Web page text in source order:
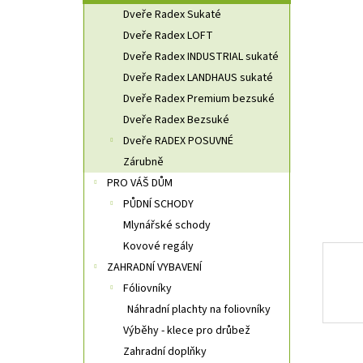
Dveře Radex Sukaté
Dveře Radex LOFT
Dveře Radex INDUSTRIAL sukaté
Dveře Radex LANDHAUS sukaté
Dveře Radex Premium bezsuké
Dveře Radex Bezsuké
Dveře RADEX POSUVNÉ
Zárubně
PRO VÁŠ DŮM
PŮDNÍ SCHODY
Mlynářské schody
Kovové regály
ZAHRADNÍ VYBAVENÍ
Fóliovníky
Náhradní plachty na foliovníky
Výběhy - klece pro drůbež
Zahradní doplňky